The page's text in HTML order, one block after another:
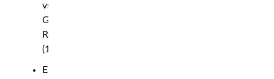
vs.
Gregory
Rodrigues
(185.8)
Erin